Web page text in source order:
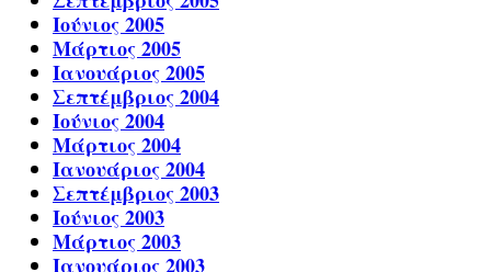
Ιούνιος 2005
Μάρτιος 2005
Ιανουάριος 2005
Σεπτέμβριος 2004
Ιούνιος 2004
Μάρτιος 2004
Ιανουάριος 2004
Σεπτέμβριος 2003
Ιούνιος 2003
Μάρτιος 2003
Ιανουάριος 2003